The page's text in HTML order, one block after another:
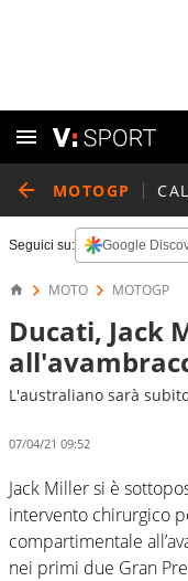
MOTOGP
Seguici su: Google
MOTO MOTOGP
Ducati, Jack
L'australiano sarà
07/04/21 09:52
Jack Miller si è
intervento chirurgico
compartimentale
nei primi due Gran